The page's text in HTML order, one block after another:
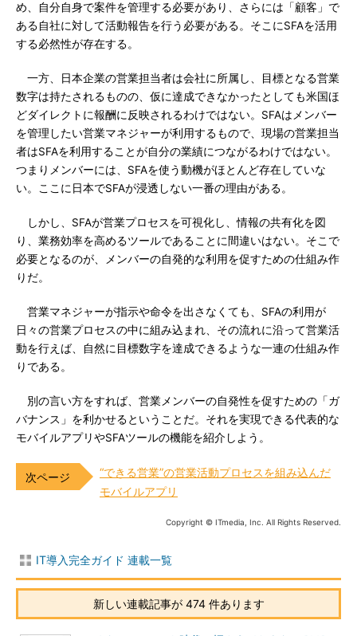
め、自分自身で案件を管理する必要があり、さらには「顧客」で
ある自社に対して活動報告を行う必要がある。そこにSFAを活用
する必然性が存在する。
一方、日本企業の営業担当者は会社に所属し、目標となる営業
数字は持たされるものの、仮に達成できなかったとしても米国ほ
どダイレクトに報酬に反映されるわけではない。SFAはメンバー
を管理したい営業マネジャーが利用するもので、現場の営業担当
者はSFAを利用することが自分の業績につながるわけではない。
つまりメンバーには、SFAを使う動機がほとんど存在していな
い。ここに日本でSFAが浸透しない一番の理由がある。
しかし、SFAが営業プロセスを可視化し、情報の共有化を図
り、業務効率を高めるツールであることに間違いはない。そこで
必要となるのが、メンバーの自発的な利用を促すための仕組み作
りだ。
営業マネジャーが指示や命令を出さなくても、SFAの利用が
日々の営業プロセスの中に組み込まれ、その流れに沿って営業活
動を行えば、自然に目標数字を達成できるような一連の仕組み作
りである。
別の言い方をすれば、営業メンバーの自発性を促すための「ガ
バナンス」を利かせるということだ。それを実現できる代表的な
モバイルアプリやSFAツールの機能を紹介しよう。
“できる営業”の営業活動プロセスを組み込んだ
モバイルアプリ
Copyright © ITmedia, Inc. All Rights Reserved.
IT導入完全ガイド 連載一覧
新しい連載記事が 474 件あります